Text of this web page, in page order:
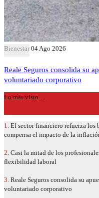
Bienestar 04 Ago 2026
Reale Seguros consolida su
voluntariado corporativo
Lo más visto…
1. El sector financiero refuerza los
compensa el impacto de la
2. Casi la mitad de los
flexibilidad laboral
3. Reale Seguros consolida su
voluntariado corporativo